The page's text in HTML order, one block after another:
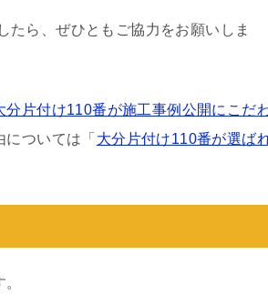
たら、ぜひともご協力をお願いしま
分片付け110番が施工事例公開にこだ
ついては「 大分片付け110番が選ば